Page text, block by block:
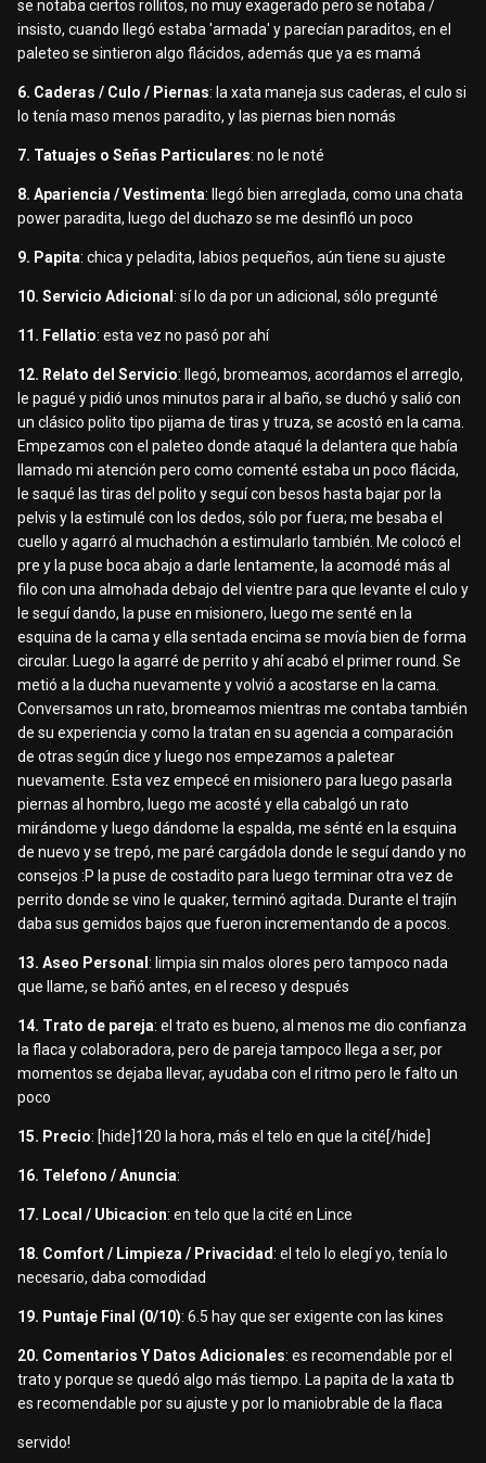
se notaba ciertos rollitos, no muy exagerado pero se notaba /
insisto, cuando llegó estaba 'armada' y parecían paraditos, en el
paleteo se sintieron algo flácidos, además que ya es mamá
6. Caderas / Culo / Piernas: la xata maneja sus caderas, el culo si
lo tenía maso menos paradito, y las piernas bien nomás
7. Tatuajes o Señas Particulares: no le noté
8. Apariencia / Vestimenta: llegó bien arreglada, como una chata
power paradita, luego del duchazo se me desinfló un poco
9. Papita: chica y peladita, labios pequeños, aún tiene su ajuste
10. Servicio Adicional : sí lo da por un adicional, sólo pregunté
11. Fellatio: esta vez no pasó por ahí
12. Relato del Servicio: llegó, bromeamos, acordamos el arreglo,
le pagué y pidió unos minutos para ir al baño, se duchó y salió con
un clásico polito tipo pijama de tiras y truza, se acostó en la cama.
Empezamos con el paleteo donde ataqué la delantera que había
llamado mi atención pero como comenté estaba un poco flácida,
le saqué las tiras del polito y seguí con besos hasta bajar por la
pelvis y la estimulé con los dedos, sólo por fuera; me besaba el
cuello y agarró al muchachón a estimularlo también. Me colocó el
pre y la puse boca abajo a darle lentamente, la acomodé más al
filo con una almohada debajo del vientre para que levante el culo y
le seguí dando, la puse en misionero, luego me senté en la
esquina de la cama y ella sentada encima se movía bien de forma
circular. Luego la agarré de perrito y ahí acabó el primer round. Se
metió a la ducha nuevamente y volvió a acostarse en la cama.
Conversamos un rato, bromeamos mientras me contaba también
de su experiencia y como la tratan en su agencia a comparación
de otras según dice y luego nos empezamos a paletear
nuevamente. Esta vez empecé en misionero para luego pasarla
piernas al hombro, luego me acosté y ella cabalgó un rato
mirándome y luego dándome la espalda, me sénté en la esquina
de nuevo y se trepó, me paré cargádola donde le seguí dando y no
consejos :P la puse de costadito para luego terminar otra vez de
perrito donde se vino le quaker, terminó agitada. Durante el trajín
daba sus gemidos bajos que fueron incrementando de a pocos.
13. Aseo Personal : limpia sin malos olores pero tampoco nada
que llame, se bañó antes, en el receso y después
14. Trato de pareja: el trato es bueno, al menos me dio confianza
la flaca y colaboradora, pero de pareja tampoco llega a ser, por
momentos se dejaba llevar, ayudaba con el ritmo pero le falto un
poco
15. Precio: [hide]120 la hora, más el telo en que la cité[/hide]
16. Telefono / Anuncia:
17. Local / Ubicacion: en telo que la cité en Lince
18. Comfort / Limpieza / Privacidad: el telo lo elegí yo, tenía lo
necesario, daba comodidad
19. Puntaje Final (0/10): 6.5 hay que ser exigente con las kines
20. Comentarios Y Datos Adicionales: es recomendable por el
trato y porque se quedó algo más tiempo. La papita de la xata tb
es recomendable por su ajuste y por lo maniobrable de la flaca
servido!